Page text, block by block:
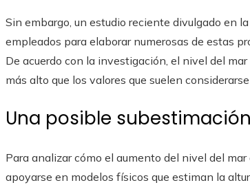
Sin embargo, un estudio reciente divulgado en
empleados para elaborar numerosas de estas
De acuerdo con la investigación, el nivel del
más alto que los valores que suelen
Una posible
Para analizar cómo el aumento del nivel del
apoyarse en modelos físicos que estiman la